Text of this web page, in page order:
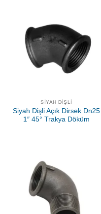
SIYAH DIŞLI
Siyah Dişli Açık Dirsek Dn25
1″ 45° Trakya Döküm